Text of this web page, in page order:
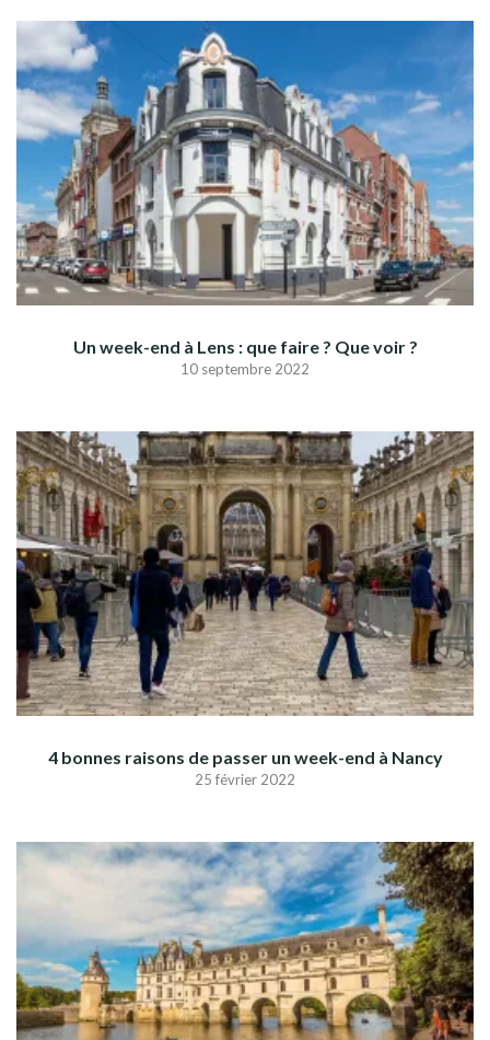
Un week-end à Lens : que faire ? Que voir ?
10 septembre 2022
4 bonnes raisons de passer un week-end à Nancy
25 février 2022